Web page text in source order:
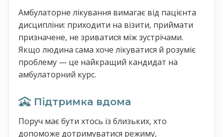
Амбулаторне лікування вимагає від пацієнта
дисципліни: приходити на візити, приймати
призначене, не зриватися між зустрічами.
Якщо людина сама хоче лікуватися й розуміє
проблему — це найкращий кандидат на
амбулаторний курс.
Підтримка вдома
Поруч має бути хтось із близьких, хто
допоможе дотримуватися режиму,